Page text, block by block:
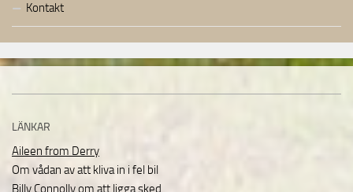
Kontakt
LÄNKAR
Aileen from Derry
Om vådan av att kliva in i fel bil
Billy Connolly om att ligga sked